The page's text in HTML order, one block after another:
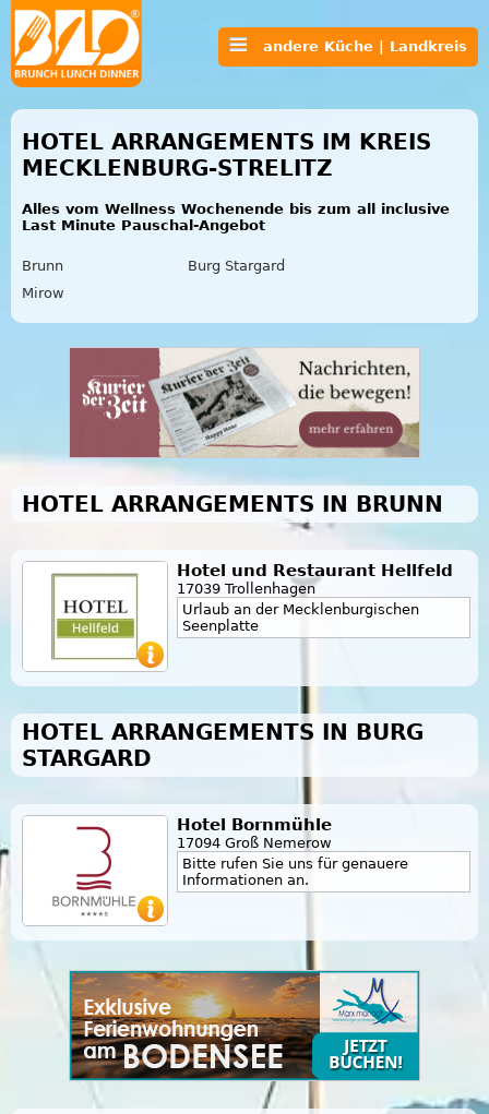
andere Küche | Landkreis
HOTEL ARRANGEMENTS IM KREIS
MECKLENBURG-STRELITZ
Alles vom Wellness Wochenende bis zum all inclusive
Last Minute Pauschal-Angebot
Brunn
Burg Stargard
Mirow
HOTEL ARRANGEMENTS IN BRUNN
Hotel und Restaurant Hellfeld
17039 Trollenhagen
Urlaub an der Mecklenburgischen
Seenplatte
HOTEL ARRANGEMENTS IN BURG
STARGARD
Hotel Bornmühle
17094 Groß Nemerow
Bitte rufen Sie uns für genauere
Informationen an.